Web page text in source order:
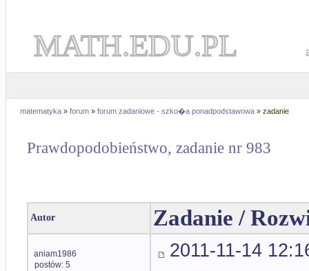
MATH.EDU.PL
matematyka » forum » forum zadaniowe - szko�a ponadpodstawowa » zadanie
Prawdopodobieństwo, zadanie nr 983
Autor Zadanie /
aniam1986
postów: 5
2011-11-14